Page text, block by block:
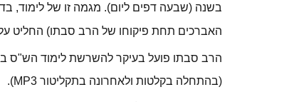
בשנה (שבעה דפים ליום). מגמה זו של לימוד,
האברכים תחת פיקוחו של הרב סבתו) החליט
הרב סבתו פועל בעיקר להשרשת לימוד הש"ס
(בהתחלה בקלטות ולאחרונה בתקליטור MP3).